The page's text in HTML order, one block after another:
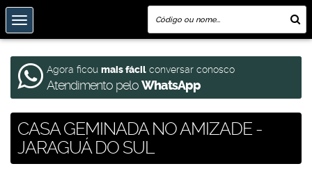
Agora ficou mais fácil conversar conosco
Atendimento peloWhatsApp
CASA GEMINADA NO AMIZADE -
JARAGUÁ DO SUL